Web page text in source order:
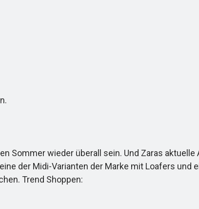
Sommer wieder überall sein. Und Zaras aktuelle
der Midi-Varianten der Marke mit Loafers und
Trend Shoppen: